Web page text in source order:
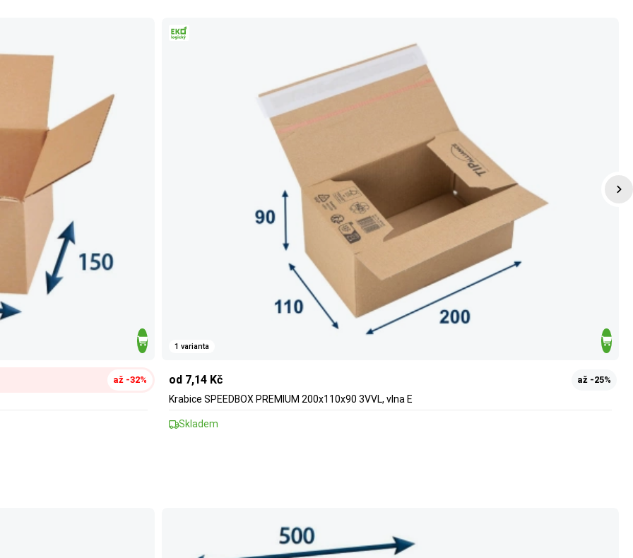
až -32%
1 varianta
od 7,14 Kč až -25%
Krabice SPEEDBOX PREMIUM 200x110x90 3VVL, vlna E
Skladem